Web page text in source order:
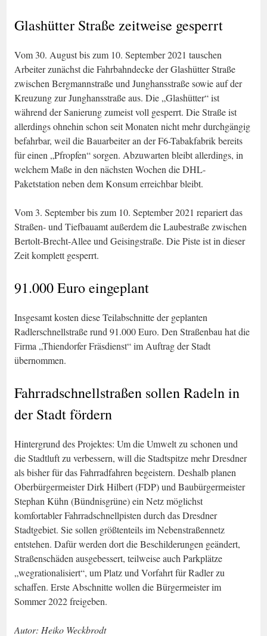
Glashütter Straße zeitweise gesperrt
Vom 30. August bis zum 10. September 2021 tauschen
Arbeiter zunächst die Fahrbahndecke der Glashütter Straße
zwischen Bergmannstraße und Junghansstraße sowie auf der
Kreuzung zur Junghansstraße aus. Die „Glashütter“ ist
während der Sanierung zumeist voll gesperrt. Die Straße ist
allerdings ohnehin schon seit Monaten nicht mehr durchgängig
befahrbar, weil die Bauarbeiter an der F6-Tabakfabrik bereits
für einen „Pfropfen“ sorgen. Abzuwarten bleibt allerdings, in
welchem Maße in den nächsten Wochen die DHL-
Paketstation neben dem Konsum erreichbar bleibt.
Vom 3. September bis zum 10. September 2021 repariert das
Straßen- und Tiefbauamt außerdem die Laubestraße zwischen
Bertolt-Brecht-Allee und Geisingstraße. Die Piste ist in dieser
Zeit komplett gesperrt.
91.000 Euro eingeplant
Insgesamt kosten diese Teilabschnitte der geplanten
Radlerschnellstraße rund 91.000 Euro. Den Straßenbau hat die
Firma „Thiendorfer Fräsdienst“ im Auftrag der Stadt
übernommen.
Fahrradschnellstraßen sollen Radeln in
der Stadt fördern
Hintergrund des Projektes: Um die Umwelt zu schonen und
die Stadtluft zu verbessern, will die Stadtspitze mehr Dresdner
als bisher für das Fahrradfahren begeistern. Deshalb planen
Oberbürgermeister Dirk Hilbert (FDP) und Baubürgermeister
Stephan Kühn (Bündnisgrüne) ein Netz möglichst
komfortabler Fahrradschnellpisten durch das Dresdner
Stadtgebiet. Sie sollen größtenteils im Nebenstraßennetz
entstehen. Dafür werden dort die Beschilderungen geändert,
Straßenschäden ausgebessert, teilweise auch Parkplätze
„wegrationalisiert“, um Platz und Vorfahrt für Radler zu
schaffen. Erste Abschnitte wollen die Bürgermeister im
Sommer 2022 freigeben.
Autor: Heiko Weckbrodt